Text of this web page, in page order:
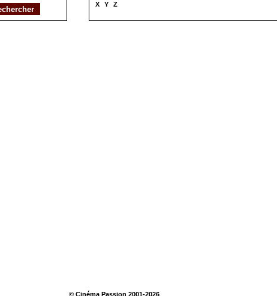
X
Y Z
© Cinéma Passion 2001-2026